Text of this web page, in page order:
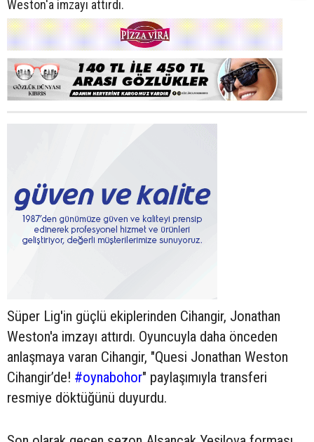
Weston'a imzayı attırdı.
Süper Lig'in güçlü ekiplerinden Cihangir, Jonathan
Weston'a imzayı attırdı. Oyuncuyla daha önceden
anlaşmaya varan Cihangir, "Quesi Jonathan Weston
Cihangir’de! #oynabohor" paylaşımıyla transferi
resmiye döktüğünü duyurdu.